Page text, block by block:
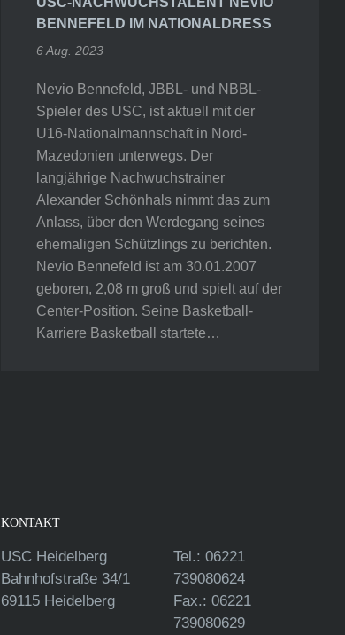
BENNEFELD IM NATIONALDRESS
6 Aug. 2023
Nevio Bennefeld, JBBL- und NBBL-
Spieler des USC, ist aktuell mit der
U16-Nationalmannschaft in Nord-
Mazedonien unterwegs. Der
langjährige Nachwuchstrainer
Alexander Schönhals nimmt das zum
Anlass, über den Werdegang seines
ehemaligen Schützlings zu berichten.
Nevio Bennefeld ist am 30.01.2007
geboren, 2,08 m groß und spielt auf der
Center-Position. Seine Basketball-
Karriere Basketball startete…
KONTAKT
USC Heidelberg
Bahnhofstraße 34/1
69115 Heidelberg
Tel.: 06221
739080624
Fax.: 06221
739080629